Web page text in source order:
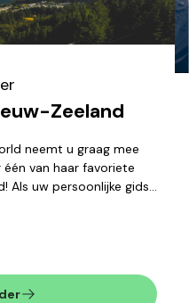
Zeeland
neemt u graag mee
van haar favoriete
Als uw persoonlijke gids